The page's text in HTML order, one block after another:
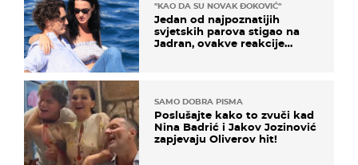
"KAO DA SU NOVAK ĐOKOVIĆ"
Jedan od najpoznatijih
svjetskih parova stigao na
Jadran, ovakve reakcije
SAMO DOBRA PISMA
Poslušajte kako to zvuči kad
Nina Badrić i Jakov Jozinović
zapjevaju Oliverov hit!